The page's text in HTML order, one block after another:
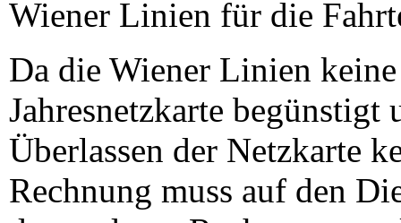
Wiener Linien für die
Da die Wiener Linien
Jahresnetzkarte begünstigt
Überlassen der Netzkarte
Rechnung muss auf den